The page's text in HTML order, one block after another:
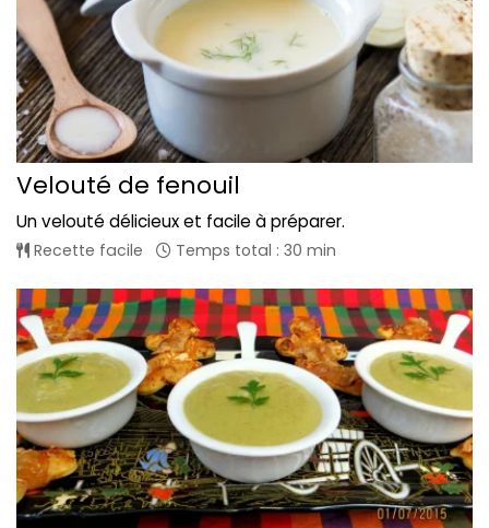
Velouté de fenouil
Un velouté délicieux et facile à préparer.
Recette facile Temps total : 30 min